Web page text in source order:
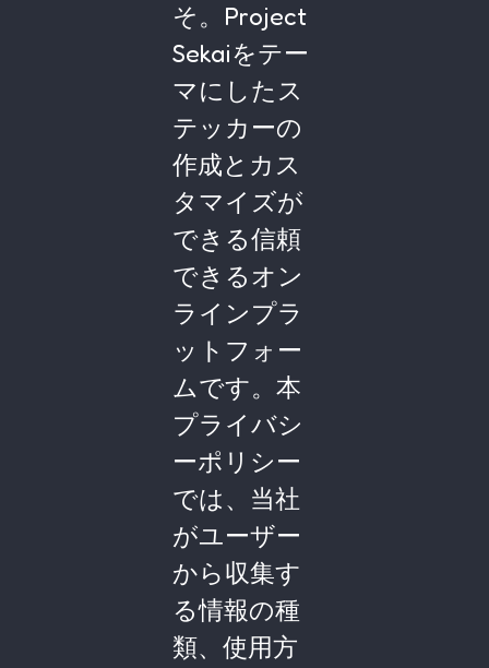
そ。Project
Sekaiをテー
マにしたス
テッカーの
作成とカス
タマイズが
できる信頼
できるオン
ラインプラ
ットフォー
ムです。本
プライバシ
ーポリシー
では、当社
がユーザー
から収集す
る情報の種
類、使用方